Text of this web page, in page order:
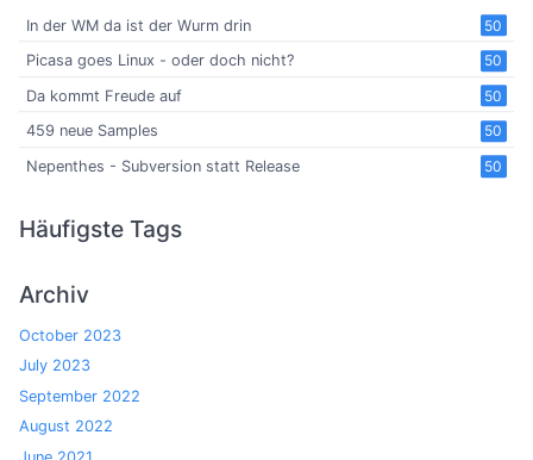
50
In der WM da ist der Wurm drin
50
Picasa goes Linux - oder doch nicht?
50
Da kommt Freude auf
50
459 neue Samples
50
Nepenthes - Subversion statt Release
Häufigste Tags
Archiv
October 2023
July 2023
September 2022
August 2022